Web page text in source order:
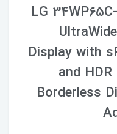
LG
Display with
and
Borderless